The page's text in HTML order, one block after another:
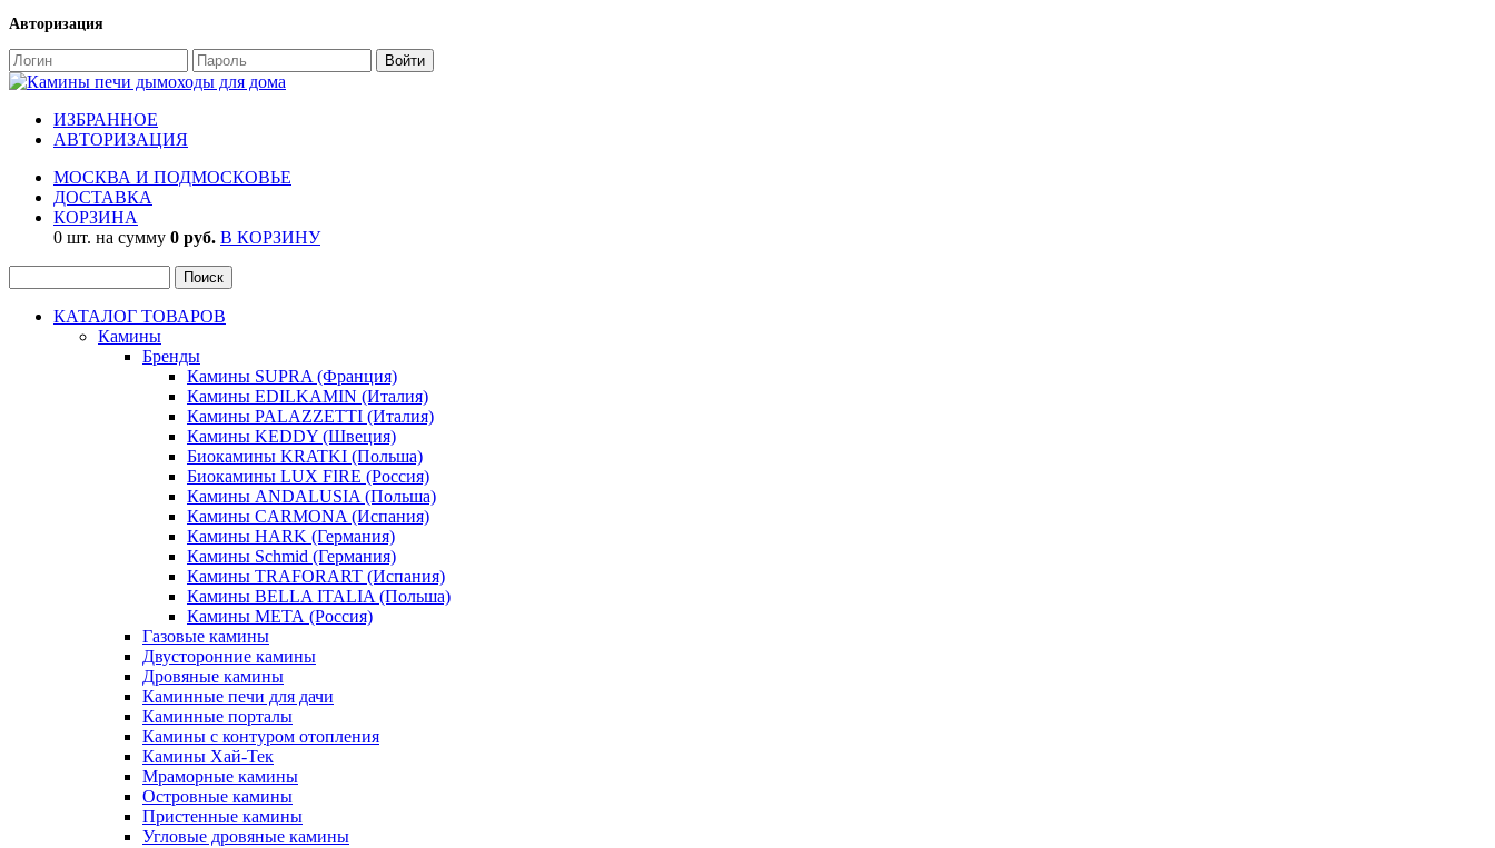
Авторизация
ИЗБРАННОЕ
АВТОРИЗАЦИЯ
МОСКВА И ПОДМОСКОВЬЕ
ДОСТАВКА
КОРЗИНА
0 шт. на сумму 0 руб. В КОРЗИНУ
КАТАЛОГ ТОВАРОВ
Камины
Бренды
Камины SUPRA (Франция)
Камины EDILKAMIN (Италия)
Камины PALAZZETTI (Италия)
Камины KEDDY (Швеция)
Биокамины KRATKI (Польша)
Биокамины LUX FIRE (Россия)
Камины ANDALUSIA (Польша)
Камины CARMONA (Испания)
Камины HARK (Германия)
Камины Schmid (Германия)
Камины TRAFORART (Испания)
Камины BELLA ITALIA (Польша)
Камины МЕТА (Россия)
Газовые камины
Двусторонние камины
Дровяные камины
Каминные печи для дачи
Каминные порталы
Камины с контуром отопления
Камины Хай-Тек
Мраморные камины
Островные камины
Пристенные камины
Угловые дровяные камины